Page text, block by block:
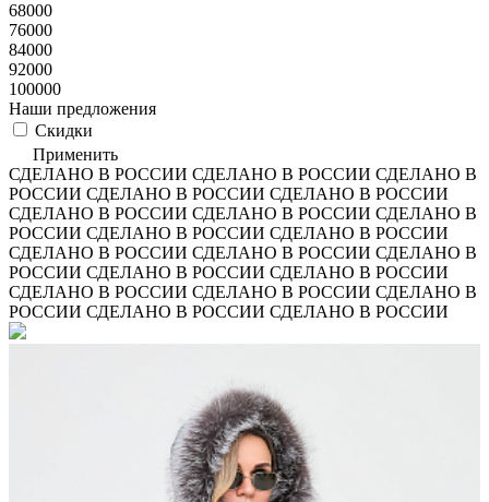
68000
76000
84000
92000
100000
Наши предложения
Скидки
Применить
СДЕЛАНО В РОССИИ СДЕЛАНО В РОССИИ СДЕЛАНО В
РОССИИ СДЕЛАНО В РОССИИ СДЕЛАНО В РОССИИ
СДЕЛАНО В РОССИИ СДЕЛАНО В РОССИИ СДЕЛАНО В
РОССИИ СДЕЛАНО В РОССИИ СДЕЛАНО В РОССИИ
СДЕЛАНО В РОССИИ СДЕЛАНО В РОССИИ СДЕЛАНО В
РОССИИ СДЕЛАНО В РОССИИ СДЕЛАНО В РОССИИ
СДЕЛАНО В РОССИИ СДЕЛАНО В РОССИИ СДЕЛАНО В
РОССИИ СДЕЛАНО В РОССИИ СДЕЛАНО В РОССИИ